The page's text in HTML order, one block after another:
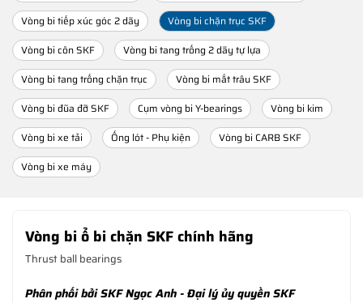
Vòng bi tiếp xúc góc 2 dãy
Vòng bi chặn trục SKF
Vòng bi côn SKF
Vòng bi tang trống 2 dãy tự lựa
Vòng bi tang trống chặn trục
Vòng bi mắt trâu SKF
Vòng bi đũa đỡ SKF
Cụm vòng bi Y-bearings
Vòng bi kim
Vòng bi xe tải
Ống lót - Phụ kiện
Vòng bi CARB SKF
Vòng bi xe máy
Vòng bi ổ bi chặn SKF chính hãng
Thrust ball bearings
Phân phối bởi SKF Ngọc Anh - Đại lý ủy quyền SKF